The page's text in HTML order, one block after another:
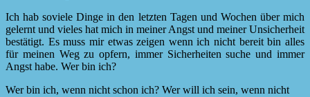
Ich hab soviele Dinge in den letzten Tagen und Wochen über mich
gelernt und vieles hat mich in meiner Angst und meiner Unsicherheit
bestätigt. Es muss mir etwas zeigen wenn ich nicht bereit bin alles
für meinen Weg zu opfern, immer Sicherheiten suche und immer
Angst habe. Wer bin ich?
Wer bin ich, wenn nicht schon ich? Wer will ich sein, wenn nicht